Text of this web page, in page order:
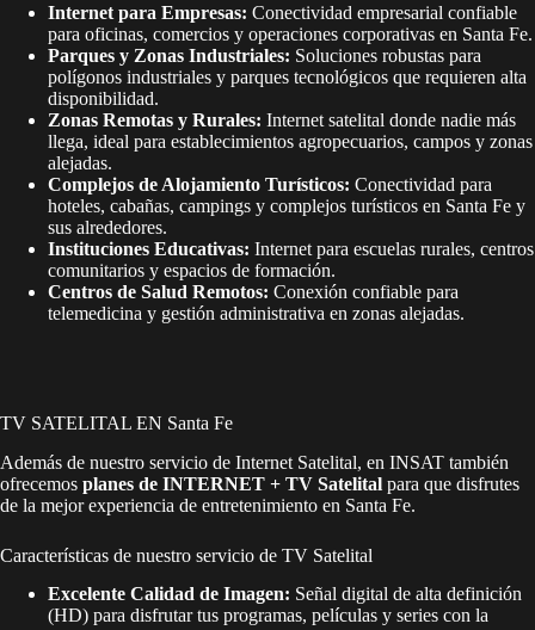
Internet para Empresas: Conectividad empresarial confiable
para oficinas, comercios y operaciones corporativas en Santa Fe.
Parques y Zonas Industriales: Soluciones robustas para
polígonos industriales y parques tecnológicos que requieren alta
disponibilidad.
Zonas Remotas y Rurales: Internet satelital donde nadie más
llega, ideal para establecimientos agropecuarios, campos y zonas
alejadas.
Complejos de Alojamiento Turísticos: Conectividad para
hoteles, cabañas, campings y complejos turísticos en Santa Fe y
sus alrededores.
Instituciones Educativas: Internet para escuelas rurales, centros
comunitarios y espacios de formación.
Centros de Salud Remotos: Conexión confiable para
telemedicina y gestión administrativa en zonas alejadas.
TV SATELITAL EN Santa Fe
Además de nuestro servicio de Internet Satelital, en INSAT también
ofrecemos planes de INTERNET + TV Satelital para que disfrutes
de la mejor experiencia de entretenimiento en Santa Fe.
Características de nuestro servicio de TV Satelital
Excelente Calidad de Imagen: Señal digital de alta definición
(HD) para disfrutar tus programas, películas y series con la